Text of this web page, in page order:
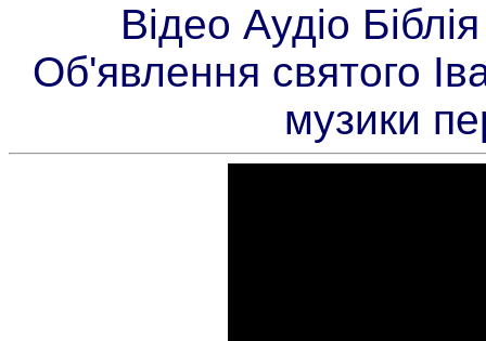
Відео Аудіо
Об'явлення святого
музики